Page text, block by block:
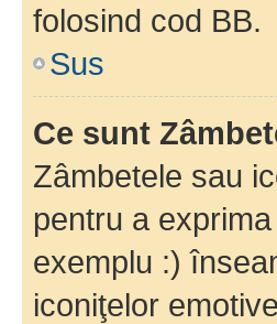
folosind cod BB.
Sus
Ce sunt
Zâmbetele sau
pentru a
exemplu :)
iconiţelor